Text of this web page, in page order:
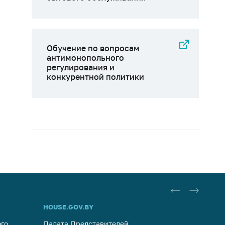
Обучение по вопросам
антимонопольного
регулирования и
конкурентной политики
HOUSE.GOV.BY